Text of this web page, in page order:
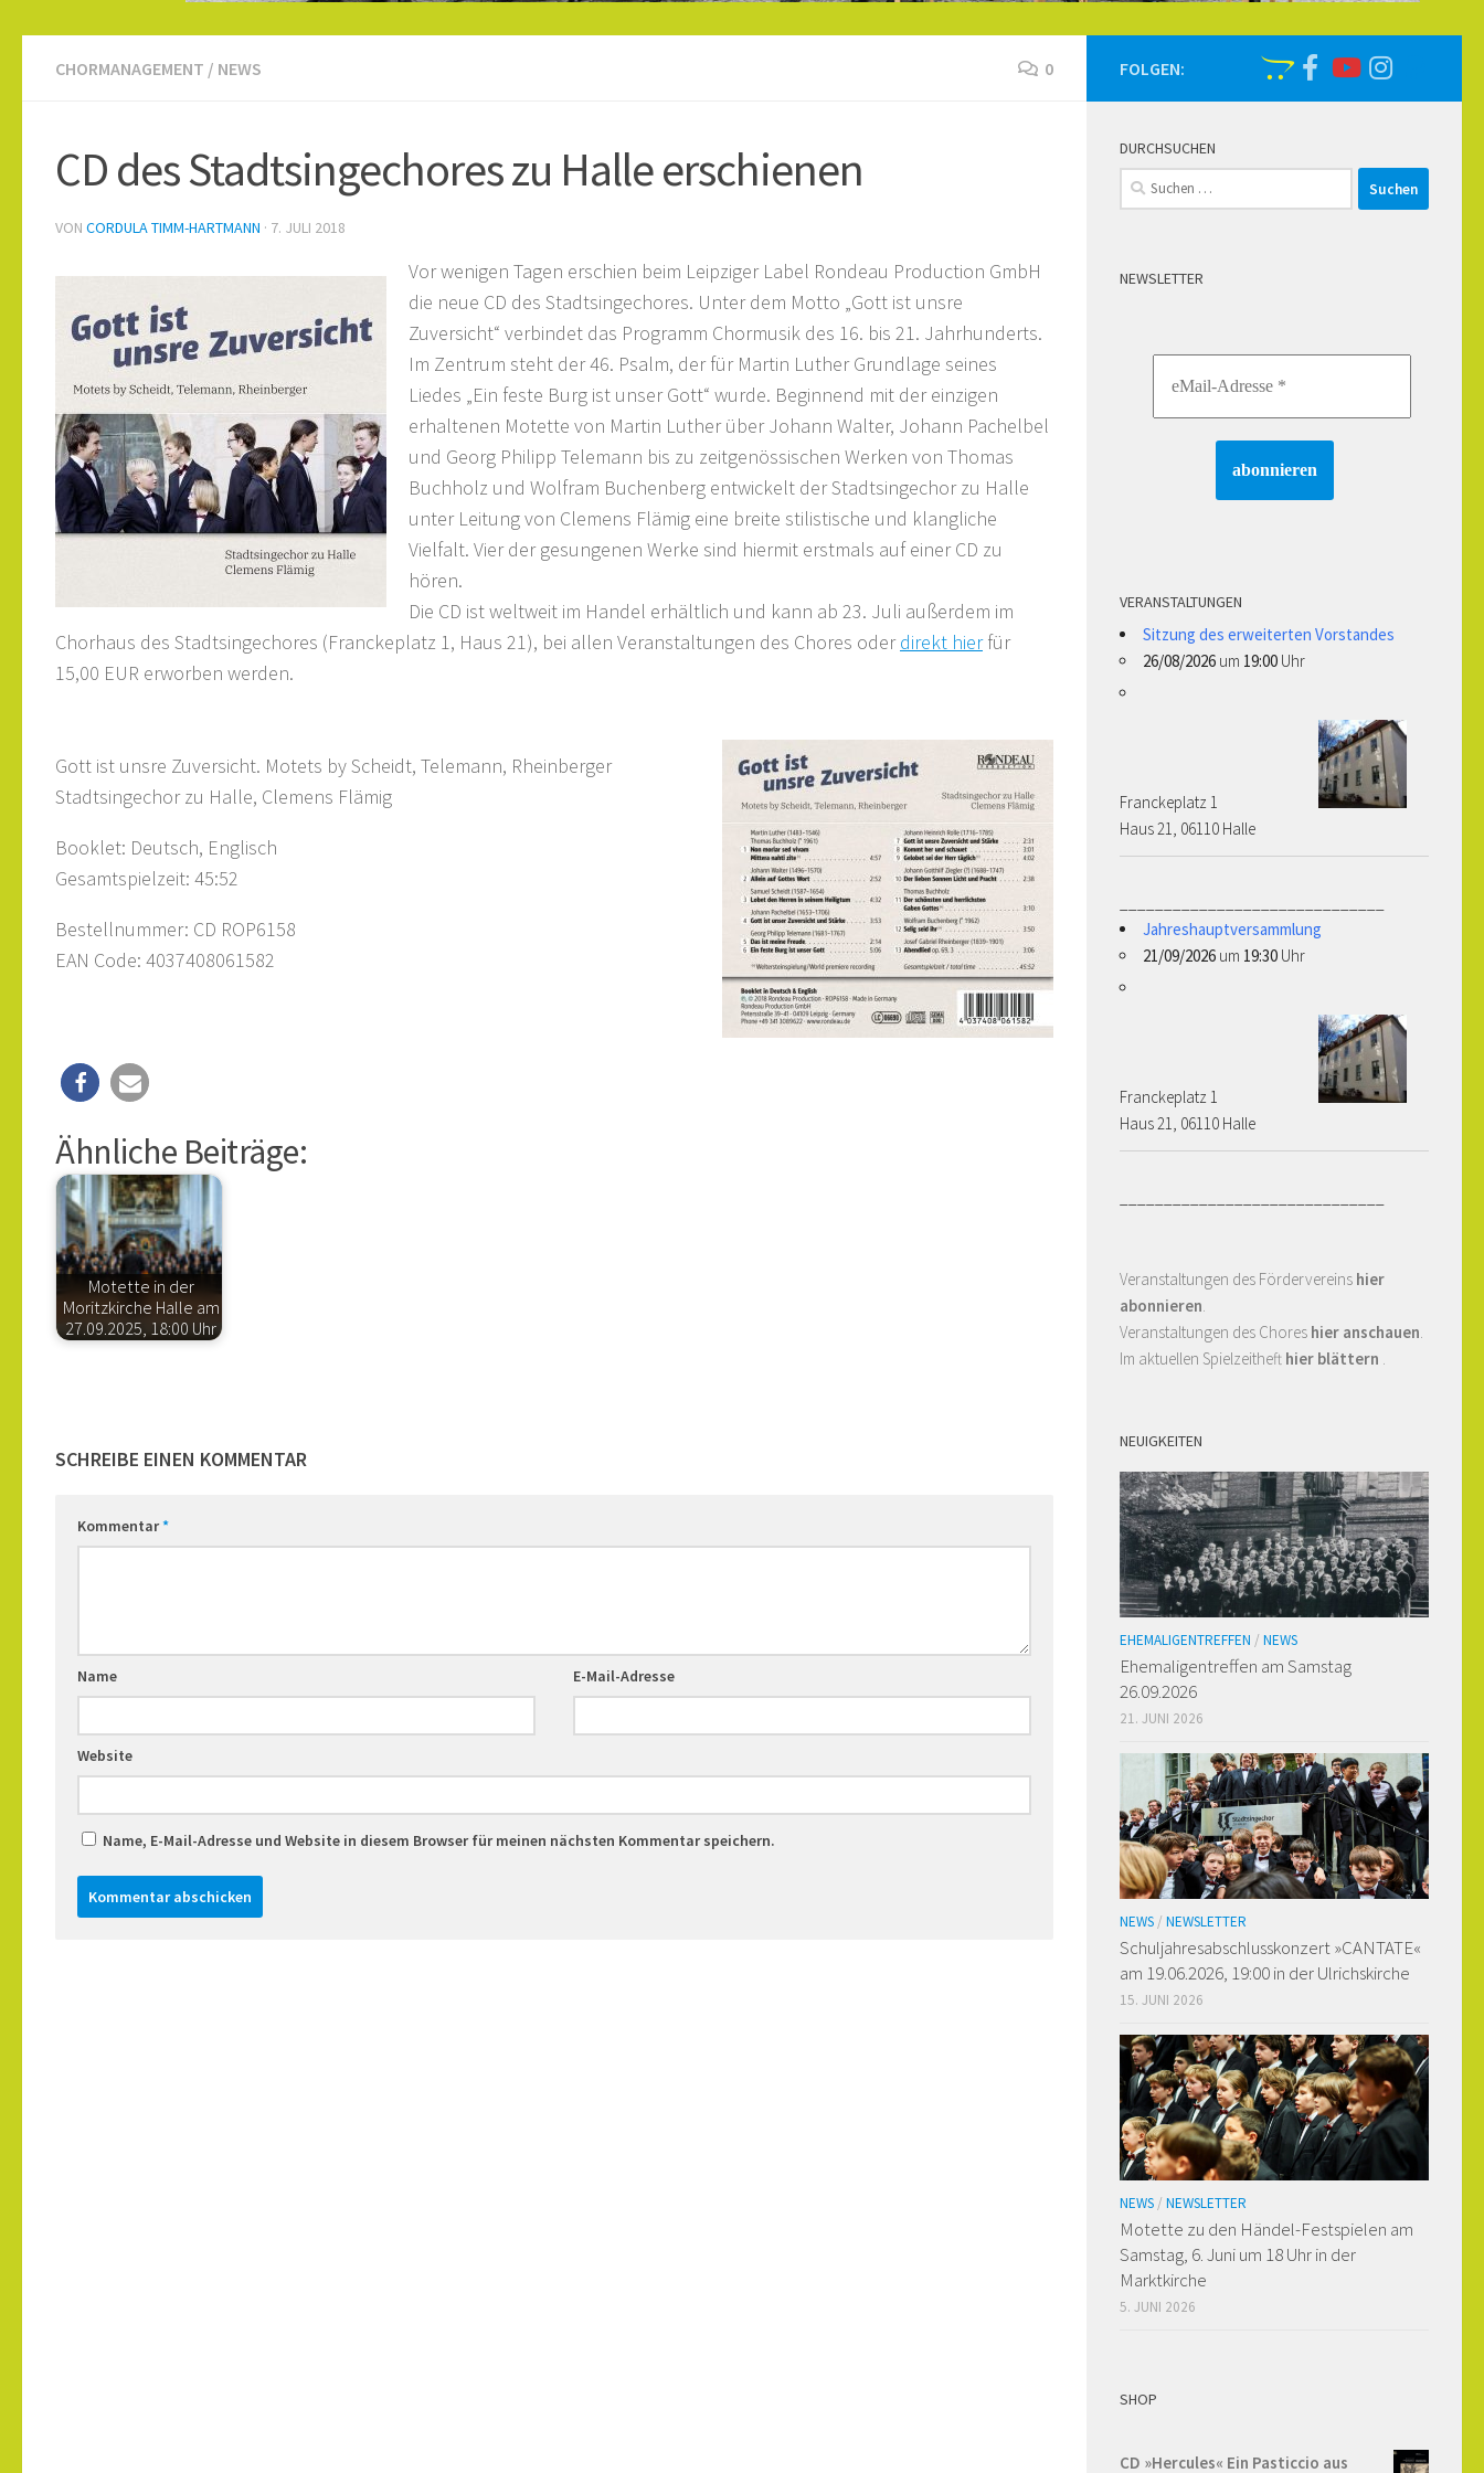
CHORMANAGEMENT / NEWS 0
CD des Stadtsingechores zu Halle erschienen
VON CORDULA TIMM-HARTMANN · 7. JULI 2018
Vor wenigen Tagen erschien beim Leipziger Label Rondeau Production GmbH
die neue CD des Stadtsingechores. Unter dem Motto „Gott ist unsre
Zuversicht“ verbindet das Programm Chormusik des 16. bis 21. Jahrhunderts.
Im Zentrum steht der 46. Psalm, der für Martin Luther Grundlage seines
Liedes „Ein feste Burg ist unser Gott“ wurde. Beginnend mit der einzigen
erhaltenen Motette von Martin Luther über Johann Walter, Johann Pachelbel
und Georg Philipp Telemann bis zu zeitgenössischen Werken von Thomas
Buchholz und Wolfram Buchenberg entwickelt der Stadtsingechor zu Halle
unter Leitung von Clemens Flämig eine breite stilistische und klangliche
Vielfalt. Vier der gesungenen Werke sind hiermit erstmals auf einer CD zu
hören.
Die CD ist weltweit im Handel erhältlich und kann ab 23. Juli außerdem im
Chorhaus des Stadtsingechores (Franckeplatz 1, Haus 21), bei allen Veranstaltungen des Chores oderdirekt hierfür
15,00 EUR erworben werden.
Gott ist unsre Zuversicht. Motets by Scheidt, Telemann, Rheinberger
Stadtsingechor zu Halle, Clemens Flämig
Booklet: Deutsch, Englisch
Gesamtspielzeit: 45:52
Bestellnummer: CD ROP6158
EAN Code: 4037408061582
Ähnliche Beiträge:
Motette in der
Moritzkirche Halle am
27.09.2025, 18:00 Uhr
SCHREIBE EINEN KOMMENTAR
Kommentar*
Name E-Mail-Adresse
Website
Name, E-Mail-Adresse und Website in diesem Browser für meinen nächsten Kommentar speichern.
FOLGEN:
DURCHSUCHEN
Suchen
nach:
NEWSLETTER
VERANSTALTUNGEN
Sitzung des erweiterten Vorstandes
26/08/2026 um 19:00 Uhr
Franckeplatz 1 ­­­­
Haus 21, 06110 Halle
Jahreshauptversammlung
21/09/2026 um 19:30 Uhr
Franckeplatz 1 ­­­­
Haus 21, 06110 Halle
Veranstaltungen des Fördervereins hier
abonnieren.
Veranstaltungen des Chores hier anschauen.
Im aktuellen Spielzeitheft hier blättern .
NEUIGKEITEN
EHEMALIGENTREFFEN / NEWS
Ehemaligen­treffen am Samstag
26.09.2026
21. JUNI 2026
NEWS / NEWSLETTER
Schuljahresabschlusskonzert »CANTATE«
am 19.06.2026, 19:00 in der Ulrichskirche
15. JUNI 2026
NEWS / NEWSLETTER
Motette zu den Händel-Festspielen am
Samstag, 6. Juni um 18 Uhr in der
Marktkirche
5. JUNI 2026
SHOP
CD »Hercules« Ein Pasticcio aus